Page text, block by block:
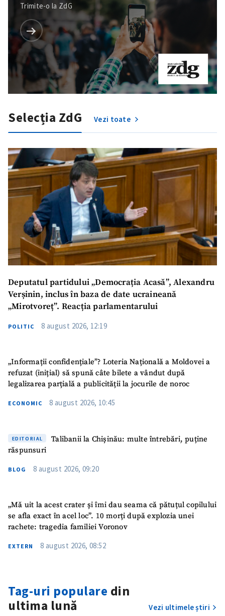
Trimite-o la ZdG
Selecția ZdG Vezi toate
Deputatul partidului „Democrația Acasă”, Alexandru
Verșinin, inclus în baza de date ucraineană
„Mirotvoreț”. Reacția parlamentarului
POLITIC 8 august 2026, 12:19
„Informații confidențiale”? Loteria Națională a Moldovei a
refuzat (inițial) să spună câte bilete a vândut după
legalizarea parțială a publicității la jocurile de noroc
ECONOMIC 8 august 2026, 10:45
EDITORIAL
Talibanii la Chișinău: multe întrebări, puține
răspunsuri
BLOG 8 august 2026, 09:20
„Mă uit la acest crater și îmi dau seama că pătuțul copilului
se afla exact în acel loc”. 10 morți după explozia unei
rachete: tragedia familiei Voronov
EXTERN 8 august 2026, 08:52
Tag-uri populare din
ultima lună
Vezi ultimele știri
ȘTIREA MEA
Titlu știre
+ Adaugă titlu
Mesajul știrei
+ Mesajul știrei
CONTACT SURSĂ
Email+ Emailul meu